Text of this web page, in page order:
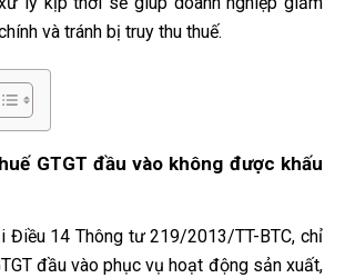
và tránh bị truy thu thuế.
GTGT đầu vào không được khấu
Điều 14 Thông tư 219/2013/TT-BTC, chỉ
đầu vào phục vụ hoạt động sản xuất,